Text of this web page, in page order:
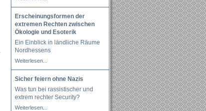
Erscheinungsformen der
extremen Rechten zwischen
Ökologie und Esoterik
Ein Einblick in ländliche Räume
Nordhessens
Weiterlesen...
Sicher feiern ohne Nazis
Was tun bei rassistischer und
extrem rechter Security?
Weiterlesen...